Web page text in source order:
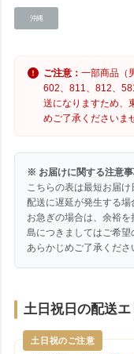
沖縄
ご注意：一部商品（
602、811、812、
送になりますため、
めご了承くださいま
※ お届けに関する注意
こちらの表は最短お届け
配送に遅延が発生する場
お急ぎの場合は、余裕
島につきましてはご希望
あらかじめご了承くださ
土日祝日の配送エ
土日祝のご注意